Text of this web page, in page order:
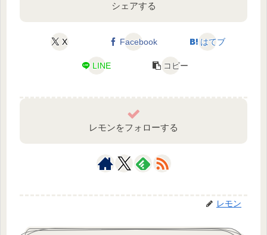
シェアする
X Facebook はてブ
LINE コピー
レモンをフォローする
レモン